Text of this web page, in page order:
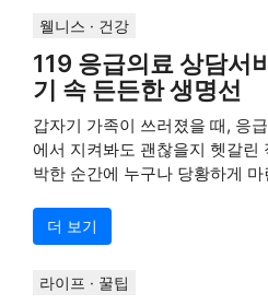
웰니스 · 건강
119 응급의료 상담서
기 속 든든한 생명선
갑자기 가족이 쓰러졌을 때, 응
에서 지켜봐도 괜찮을지 헷갈린
박한 순간에 누구나 당황하게 마
더 보기
라이프 · 꿀팁